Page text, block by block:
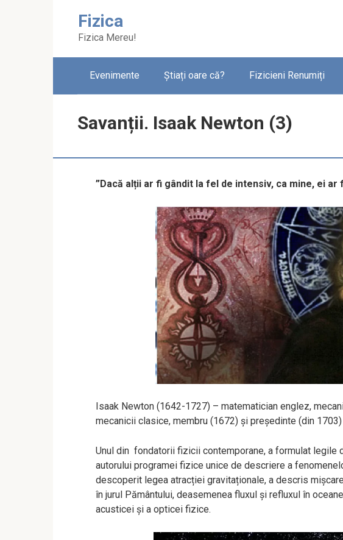
Fizica
Fizica Mereu!
Evenimente Știați oare că? Fizicieni Renumiți
Savanții. Isaak Newton (3)
”Dacă alții ar fi gândit la fel de intensiv, ca mine, ei
Isaak Newton (1642-1727) – matematician englez,
mecanicii clasice, membru (1672) și președinte (din
Unul din fondatorii fizicii contemporane, a formulat legile
autorului programei fizice unice de descriere a
descoperit legea atracției gravitaționale, a descris
în jurul Pământului, deasemenea fluxul și refluxul în
acusticei și a opticei fizice.